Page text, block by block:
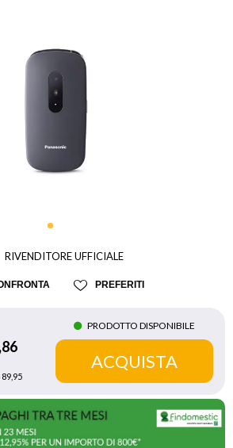
RIVENDITORE UFFICIALE
PREFERITI
,86
89,95
PRODOTTO DISPONIBILE